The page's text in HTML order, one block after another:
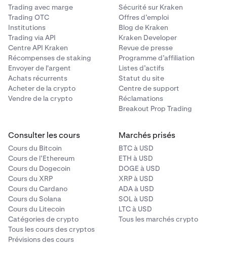
Trading avec marge
Trading OTC
Institutions
Trading via API
Centre API Kraken
Récompenses de staking
Envoyer de l'argent
Achats récurrents
Acheter de la crypto
Vendre de la crypto
Sécurité sur Kraken
Offres d’emploi
Blog de Kraken
Kraken Developer
Revue de presse
Programme d’affiliation
Listes d’actifs
Statut du site
Centre de support
Réclamations
Breakout Prop Trading
Consulter les cours
Cours du Bitcoin
Cours de l’Ethereum
Cours du Dogecoin
Cours du XRP
Cours du Cardano
Cours du Solana
Cours du Litecoin
Catégories de crypto
Tous les cours des cryptos
Prévisions des cours
Marchés prisés
BTC à USD
ETH à USD
DOGE à USD
XRP à USD
ADA à USD
SOL à USD
LTC à USD
Tous les marchés crypto